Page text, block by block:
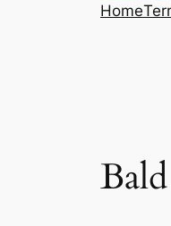
Home